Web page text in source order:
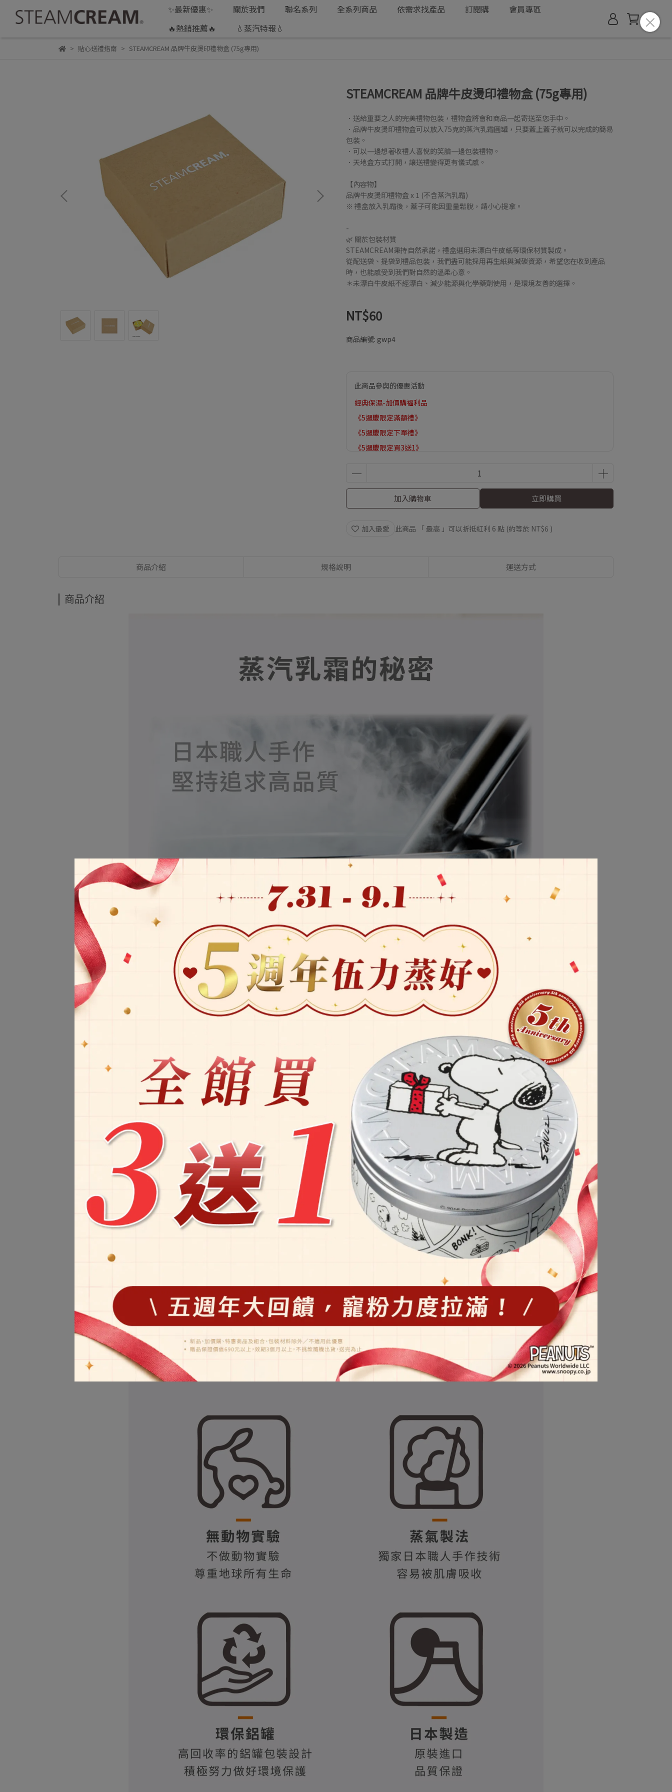
✨最新優惠✨ 關於我們 聯名系列 全系列商品 依需求找產品 訂閱購
會員專區
🔥熱銷推薦🔥
💧蒸汽特報💧
貼心送禮指南 STEAMCREAM 品牌牛皮燙印禮物盒 (75g專用)
STEAMCREAM 品牌牛皮燙印禮物盒 (75g專用)
．送給重要之人的完美禮物包裝，禮物盒將會和商品一起寄送至您手中。
．品牌牛皮燙印禮物盒可以放入75克的蒸汽乳霜圓罐，只要蓋上蓋子就可以完成的簡易
包裝。
．可以一邊想著收禮人喜悅的笑臉一邊包裝禮物。
．天地盒方式打開，讓送禮變得更有儀式感。
【內容物】
品牌牛皮燙印禮物盒 x 1 (不含蒸汽乳霜)
※ 禮盒放入乳霜後，蓋子可能因重量鬆脫，請小心提拿。
-
🌿 關於包裝材質
STEAMCREAM秉持自然承諾，禮盒選用未漂白牛皮紙等環保材質製成。
從配送袋、提袋到禮品包裝，我們盡可能採用再生紙與減碳資源，希望您在收到產品
時，也能感受到我們對自然的溫柔心意。
＊未漂白牛皮紙不經漂白、減少能源與化學藥劑使用，是環境友善的選擇。
NT$60
商品編號: gwp4
此商品參與的優惠活動
經典保濕-加價購福利品
《5週慶限定滿額禮》
《5週慶限定下單禮》
《5週慶限定買3送1》
加入購物車 立即購買
加入最愛 此商品 「 最高 」可以折抵紅利 6 點 (約等於 NT$6 )
商品介紹 規格說明 運送方式
商品介紹